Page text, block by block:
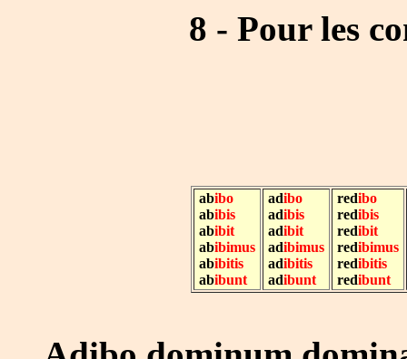
8 - Pour les
abibo
abibis
abibit
abibimus
abibitis
abibunt
adibo
adibis
adibit
adibimus
adibitis
adibunt
redibo
redibis
redibit
redibimus
redibitis
redibunt